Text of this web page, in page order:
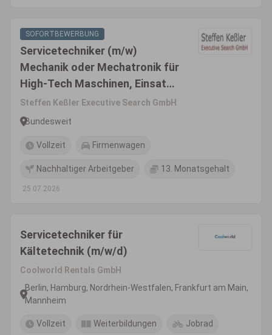
SOFORTBEWERBUNG
Servicetechniker (m/w)
Mechanik oder Mechatronik für
High-Tech Maschinen, Einsatz
national oder weltweit
Steffen Keßler Executive Search GmbH
Bundesweit
Vollzeit Firmenwagen
Nachhaltiger Arbeitgeber 13. Monatsgehalt
25.07.2026
Servicetechniker für
Kältetechnik (m/w/d)
Coolworld Rentals GmbH
Berlin, Hamburg, Nordrhein-Westfalen, Frankfurt am Main,
Mannheim
Vollzeit Weiterbildungen Jobrad